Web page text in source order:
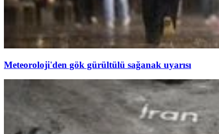
Meteoroloji'den gök gürültülü sağanak uyarısı